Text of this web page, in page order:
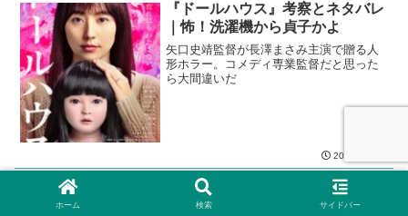
『ドールハウス』考察とネタバレ
｜怖！洗濯機から貞子かよ
矢口史靖監督が長澤まさみ主演で贈る人
形ホラー。コメディ専業監督だと思った
ら大間違いだ
2025.11.22
『三度目の殺人』今更レビュー｜
それならボクはやってない
ホーム 検索 サイドバー